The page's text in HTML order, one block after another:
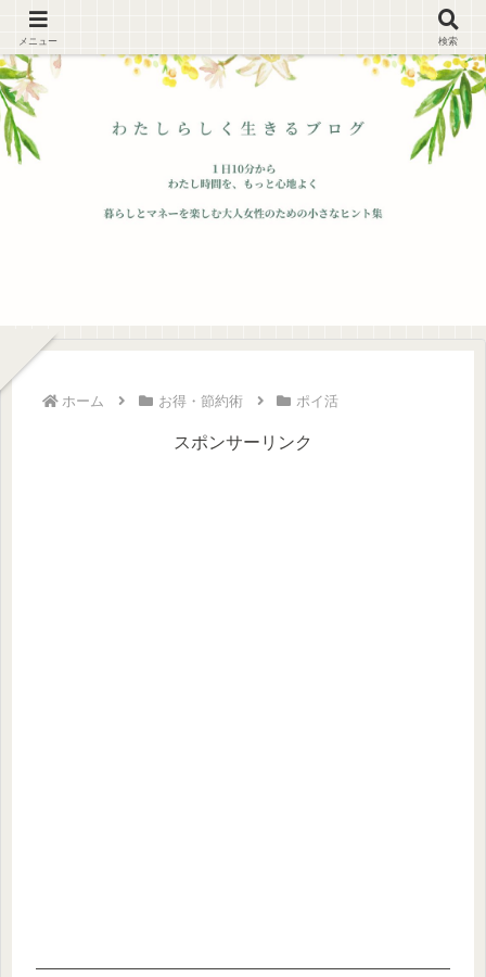
ホーム お得・節約術 ポイ活
スポンサーリンク
メニュー 検索